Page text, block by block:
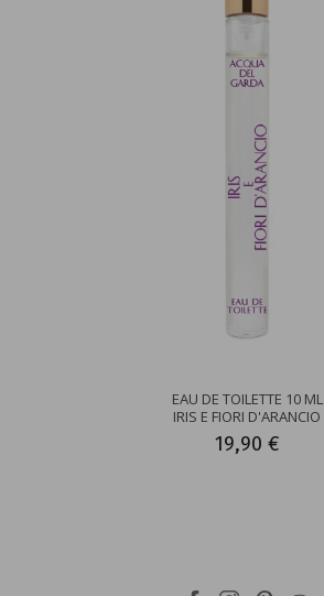
EAU DE TOILETTE 10 ML
IRIS E FIORI D'ARANCIO
19,90 €